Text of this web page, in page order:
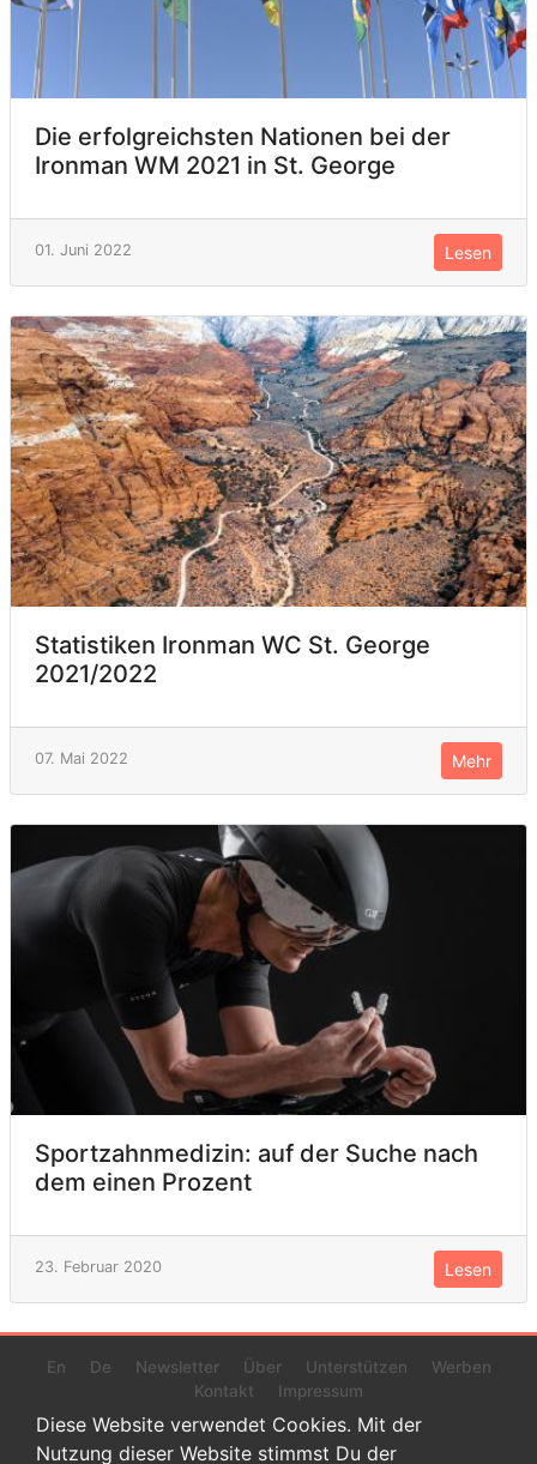
Die erfolgreichsten Nationen bei der
Ironman WM 2021 in St. George
01. Juni 2022 Lesen
Statistiken Ironman WC St. George
2021/2022
07. Mai 2022 Mehr
Sportzahnmedizin: auf der Suche nach
dem einen Prozent
23. Februar 2020 Lesen
En De Newsletter Über Unterstützen
Werben
Kontakt
Impressum
Diese Website verwendet Cookies. Mit der
Nutzung dieser Website stimmst Du der